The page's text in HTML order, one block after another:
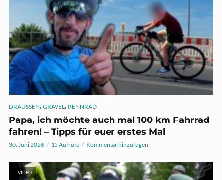
DRAUSSEN, GRAVEL , RENNRAD
Papa, ich möchte auch mal 100 km Fahrrad
fahren! – Tipps für euer erstes Mal
30. Juni 2026 15 Aufrufe Kommentar hinzufügen
VIDEO